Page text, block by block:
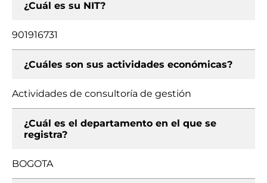
¿Cuál es su NIT?
901916731
¿Cuáles son sus actividades económicas?
Actividades de consultoría de gestión
¿Cuál es el departamento en el que se
registra?
BOGOTA